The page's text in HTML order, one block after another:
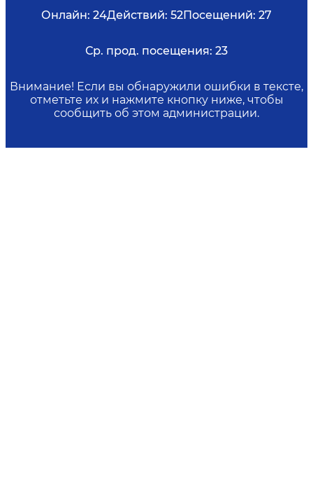
Онлайн: 24Действий: 52Посещений: 27
Ср. прод. посещения: 23
Внимание! Если вы обнаружили ошибки в тексте,
отметьте их и нажмите кнопку ниже, чтобы
сообщить об этом администрации.